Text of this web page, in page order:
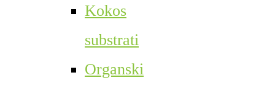
Kokos
substrati
Organski